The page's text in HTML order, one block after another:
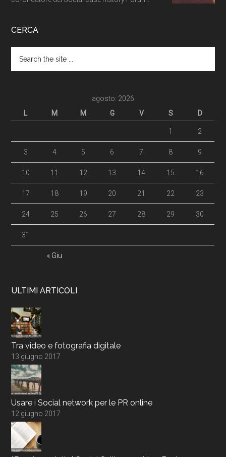
CERCA
agosto: 2026
L
M M G V S D
« Giu
1 2
3 4 5 6 7 8 9
10 11 12 13 14 15 16
17 18 19 20 21 22 23
24 25 26 27 28 29 30
31
ULTIMI ARTICOLI
Tra video e fotografia digitale
13 giugno 2017
Usare i Social network per le PR online
12 giugno 2017